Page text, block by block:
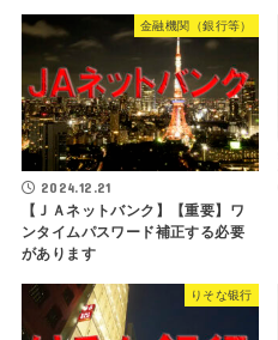
金融機関（銀行等）
2024.12.21
【ＪＡネットバンク】【重要】ワ
ンタイムパスワード補正する必要
があります
りそな银行